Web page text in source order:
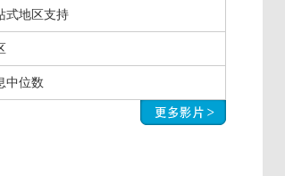
式地区支持
中位数